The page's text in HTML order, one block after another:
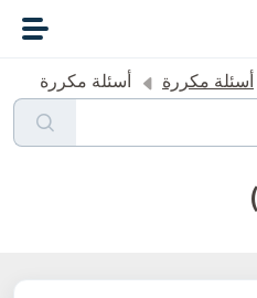
أسئلة مكررة أسئلة مكررة